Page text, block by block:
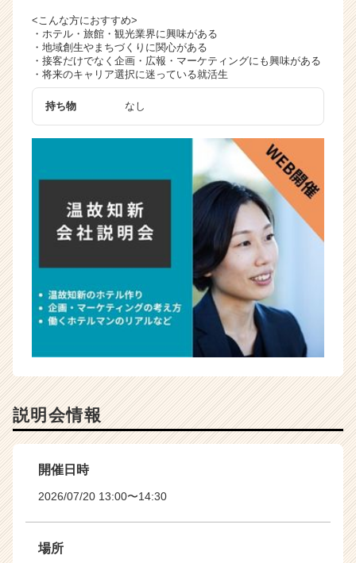
<こんな方におすすめ>
・ホテル・旅館・観光業界に興味がある
・地域創生やまちづくりに関心がある
・接客だけでなく企画・広報・マーケティングにも興味がある
・将来のキャリア選択に迷っている就活生
持ち物 なし
説明会情報
開催日時
2026/07/20 13:00〜14:30
場所